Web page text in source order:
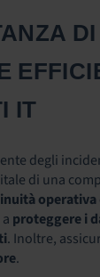
IT
degli
di una
operativa
proteggere i
. Inoltre,
.